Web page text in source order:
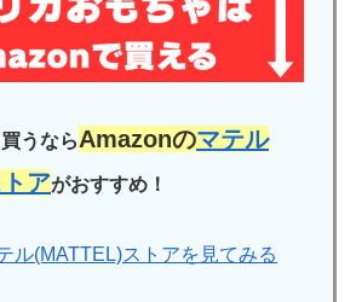
うならAmazonのマテル
アがおすすめ！
ル(MATTEL)ストアを見てみる